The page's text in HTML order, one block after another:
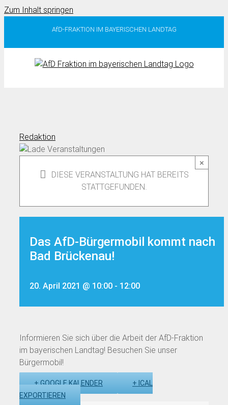
Zum Inhalt springen
AfD-FRAKTION IM BAYERISCHEN LANDTAG
Redaktion
×
DIESE VERANSTALTUNG HAT BEREITS
STATTGEFUNDEN.
Das AfD-Bürgermobil kommt nach
Bad Brückenau!
20. April 2021 @ 10:00 - 12:00
Informieren Sie sich über die Arbeit der AfD-Fraktion
im bayerischen Landtag! Besuchen Sie unser
Bürgermobil!
+ GOOGLE KALENDER
+ ICAL
EXPORTIEREN